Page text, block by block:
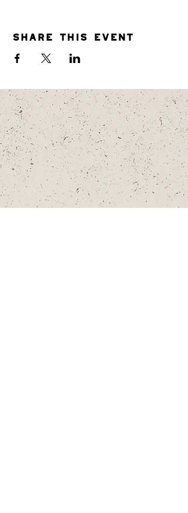
Share this event